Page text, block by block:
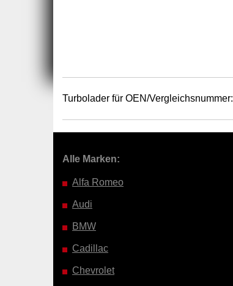
Turbolader für OEN/Vergleichsnummer:
Alle Marken:
Alfa Romeo
Audi
BMW
Cadillac
Chevrolet